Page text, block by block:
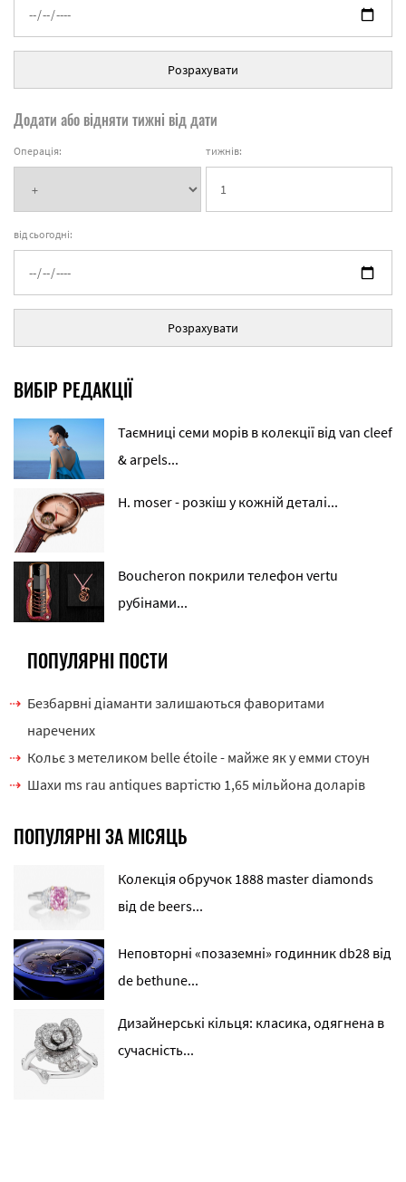
Розрахувати
Додати або відняти тижні від дати
Операція: тижнів:
від сьогодні:
Розрахувати
ВИБІР РЕДАКЦІЇ
Таємниці семи морів в колекції від van cleef
& arpels...
H. moser - розкіш у кожній деталі...
Boucheron покрили телефон vertu
рубінами...
ПОПУЛЯРНІ ПОСТИ
Безбарвні діаманти залишаються фаворитами
наречених
Кольє з метеликом belle étoile - майже як у емми стоун
Шахи ms rau antiques вартістю 1,65 мільйона доларів
ПОПУЛЯРНІ ЗА МІСЯЦЬ
Колекція обручок 1888 master diamonds
від de beers...
Неповторні «позаземні» годинник db28 від
de bethune...
Дизайнерські кільця: класика, одягнена в
сучасність...